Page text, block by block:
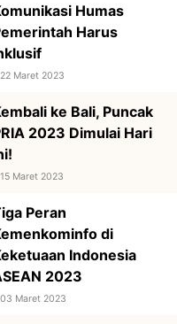
Humas
Harus
22 Maret 2023
ke Bali, Puncak
2023 Dimulai Hari
15 Maret 2023
Peran
di
Indonesia
2023
03 Maret 2023